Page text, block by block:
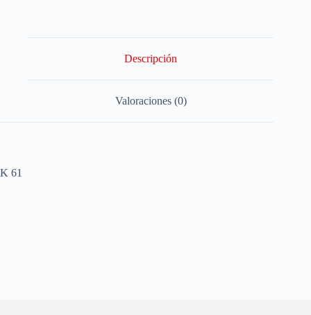
Descripción
Valoraciones (0)
K 61